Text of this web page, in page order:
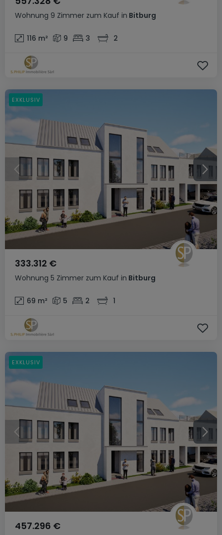
Wohnung 9 Zimmer zum Kauf in Bitburg
116 m² 9 3 2
Wohnung 5 Zimmer zum Kauf in Bitburg
333.312 €
69 m² 5 2 1
EXKLUSIV
457.296 €
EXKLUSIV